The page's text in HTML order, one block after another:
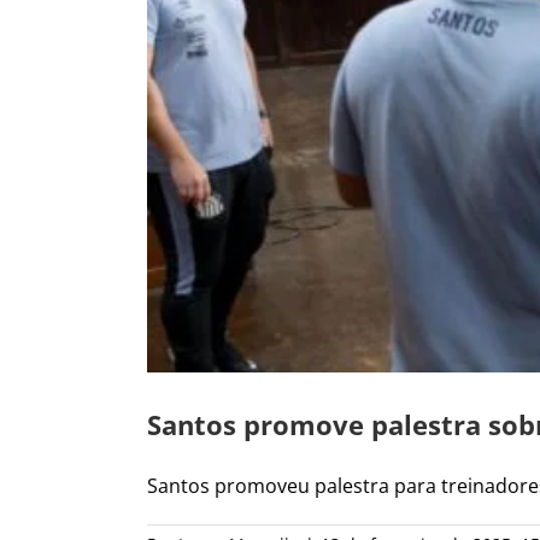
Santos promove palestra
Santos promoveu palestra para